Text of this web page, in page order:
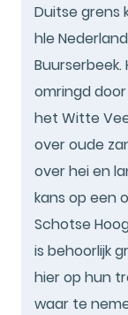
Duitse grens
hle
omringd
het Witte
over oude
over hei en
kans op een
Schotse
is behoorlijk
hier op hun
waar te